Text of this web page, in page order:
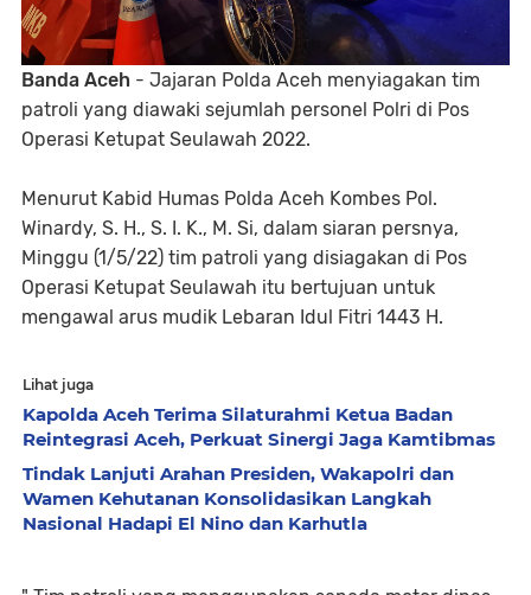
Banda Aceh - Jajaran Polda Aceh menyiagakan tim
patroli yang diawaki sejumlah personel Polri di Pos
Operasi Ketupat Seulawah 2022.
Menurut Kabid Humas Polda Aceh Kombes Pol.
Winardy, S. H., S. I. K., M. Si, dalam siaran persnya,
Minggu (1/5/22) tim patroli yang disiagakan di Pos
Operasi Ketupat Seulawah itu bertujuan untuk
mengawal arus mudik Lebaran Idul Fitri 1443 H.
Lihat juga
Kapolda Aceh Terima Silaturahmi Ketua Badan
Reintegrasi Aceh, Perkuat Sinergi Jaga Kamtibmas
Tindak Lanjuti Arahan Presiden, Wakapolri dan
Wamen Kehutanan Konsolidasikan Langkah
Nasional Hadapi El Nino dan Karhutla